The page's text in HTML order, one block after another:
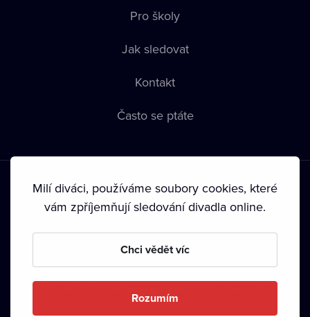
Pro školy
Jak sledovat
Kontakt
Často se ptáte
Podmínky používání • Ochrana soukromí • Zásady používání
• Autorská práva•
Milí diváci, používáme soubory cookies, které
vám zpříjemňují sledování divadla online.
Chci vědět víc
Rozumím